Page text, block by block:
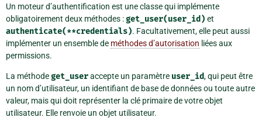
Un moteur d’authentification est une classe qui implémente
obligatoirement deux méthodes :get_user(user_id) et
authenticate(**credentials). Facultativement, elle peut aussi
implémenter un ensemble de méthodes d’autorisation liées aux
permissions.
La méthodeget_useraccepte un paramètre user_id, qui peut être
un nom d’utilisateur, un identifiant de base de données ou toute autre
valeur, mais qui doit représenter la clé primaire de votre objet
utilisateur. Elle renvoie un objet utilisateur.